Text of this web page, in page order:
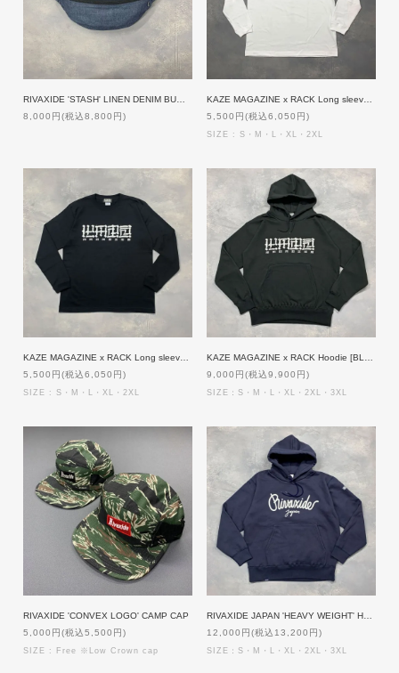
8,000円(税込8,800円)
5,500円(税込6,050円)
SIZE : S・M・L・XL・2XL
5,500円(税込6,050円)
SIZE : S・M・L・XL・2XL
9,000円(税込9,900円)
SIZE：S・M・L・XL・2XL・3XL
RIVAXIDE 'CONVEX LOGO' CAMP CAP
5,000円(税込5,500円)
SIZE : Free ※Low Crown cap
12,000円(税込13,200円)
SIZE：S・M・L・XL・2XL・3XL